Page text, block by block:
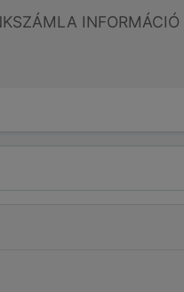
INFORMÁCIÓ